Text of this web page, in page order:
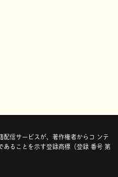
配信サービスが、著作権者からコ ンテ
あることを示す登録商標（登録 番号 第